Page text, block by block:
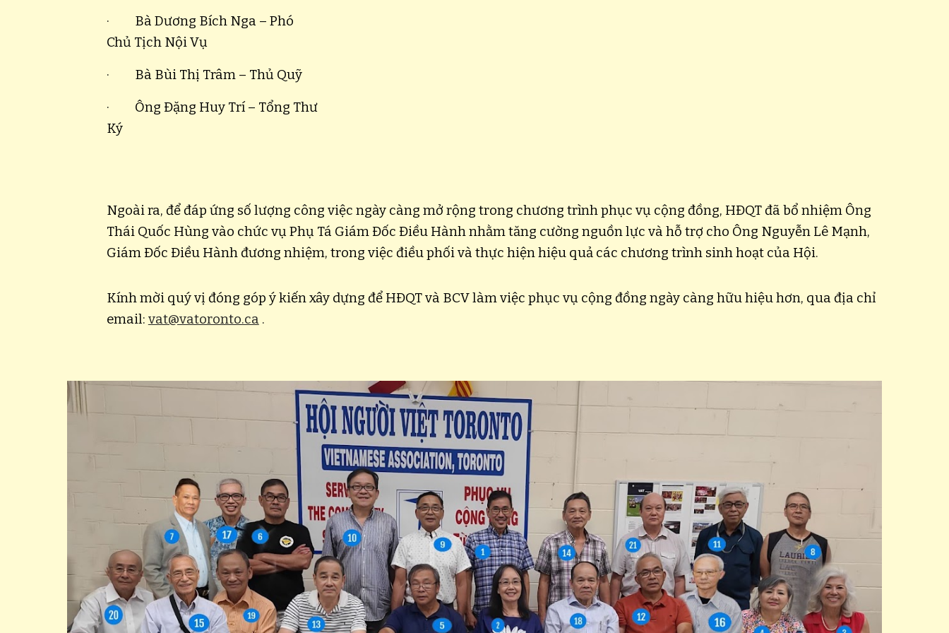
· Bà Dương Bích Nga – Phó
Chủ Tịch Nội Vụ
· Bà Bùi Thị Trâm – Thủ Quỹ
· Ông Đặng Huy Trí – Tổng Thư
Ký
Ngoài ra, để đáp ứng số lượng công việc ngày càng mở rộng trong chương trình phục vụ cộng đồng, HĐQT đã bổ nhiệm Ông
Thái Quốc Hùng vào chức vụ Phụ Tá Giám Đốc Điều Hành nhằm tăng cường nguồn lực và hỗ trợ cho Ông Nguyễn Lê Mạnh,
Giám Đốc Điều Hành đương nhiệm, trong việc điều phối và thực hiện hiệu quả các chương trình sinh hoạt của Hội.
Kính mời quý vị đóng góp ý kiến xây dựng để HĐQT và BCV làm việc phục vụ cộng đồng ngày càng hữu hiệu hơn, qua địa chỉ
email: vat@vatoronto.ca .